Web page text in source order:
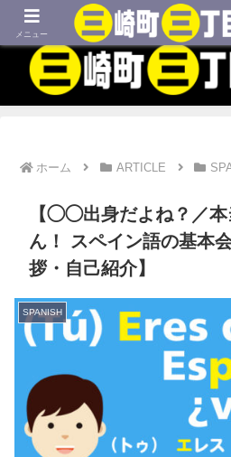
MBTIネタや映画、外国語学習な
ホーム ARTICLE
【◯◯出身だよね？／本
ん！ スペイン語の基本
拶・自己紹介】
SPANISH
メニュー